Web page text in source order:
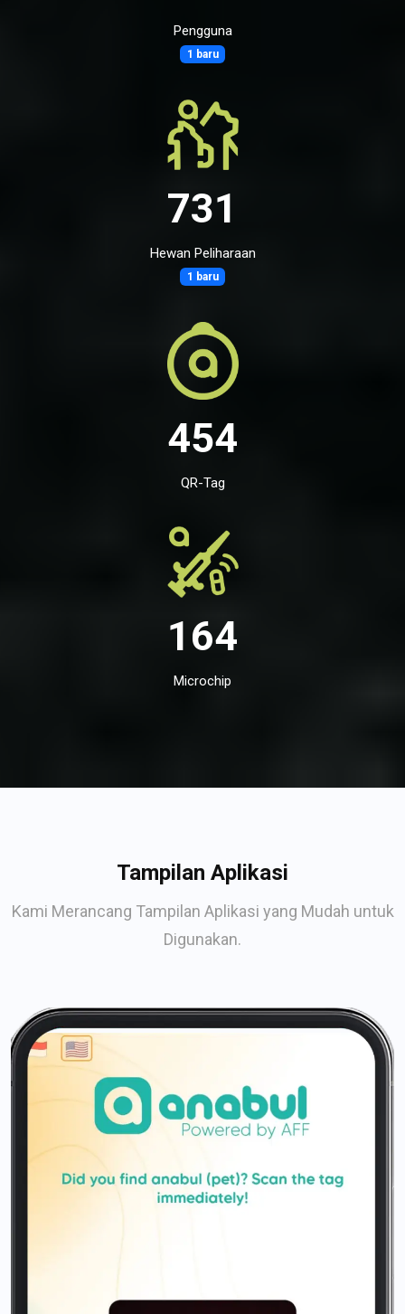
Pengguna
1 baru
731
Hewan Peliharaan
1 baru
454
QR-Tag
164
Microchip
Tampilan Aplikasi
Kami Merancang Tampilan Aplikasi yang Mudah untuk
Digunakan.